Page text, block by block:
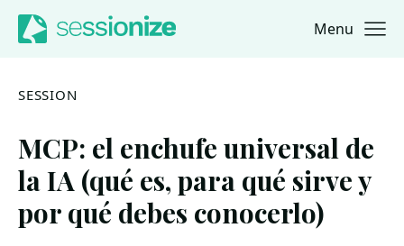
Jump to navigation
Jump to content Menu
SESSION
MCP: el enchufe universal de
la IA (qué es, para qué sirve y
por qué debes conocerlo)